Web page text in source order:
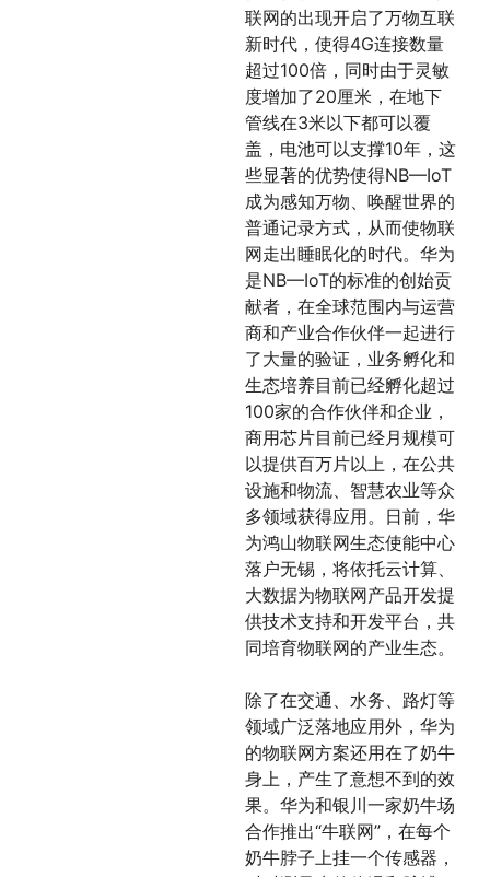
联网的出现开启了万物互联
新时代，使得4G连接数量
超过100倍，同时由于灵敏
度增加了20厘米，在地下
管线在3米以下都可以覆
盖，电池可以支撑10年，这
些显著的优势使得NB—IoT
成为感知万物、唤醒世界的
普通记录方式，从而使物联
网走出睡眠化的时代。华为
是NB—IoT的标准的创始贡
献者，在全球范围内与运营
商和产业合作伙伴一起进行
了大量的验证，业务孵化和
生态培养目前已经孵化超过
100家的合作伙伴和企业，
商用芯片目前已经月规模可
以提供百万片以上，在公共
设施和物流、智慧农业等众
多领域获得应用。日前，华
为鸿山物联网生态使能中心
落户无锡，将依托云计算、
大数据为物联网产品开发提
供技术支持和开发平台，共
同培育物联网的产业生态。
除了在交通、水务、路灯等
领域广泛落地应用外，华为
的物联网方案还用在了奶牛
身上，产生了意想不到的效
果。华为和银川一家奶牛场
合作推出“牛联网”，在每个
奶牛脖子上挂一个传感器，